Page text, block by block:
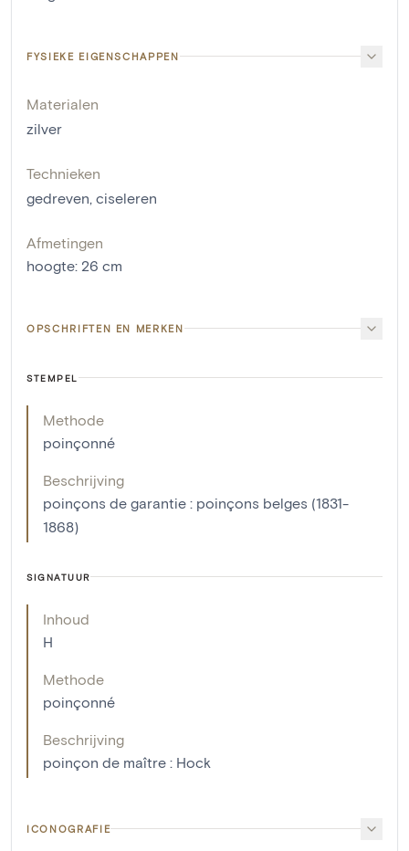
FYSIEKE EIGENSCHAPPEN
Materialen
zilver
Technieken
gedreven, ciseleren
Afmetingen
hoogte: 26 cm
OPSCHRIFTEN EN MERKEN
STEMPEL
Methode
poinçonné
Beschrijving
poinçons de garantie : poinçons belges (1831-
1868)
SIGNATUUR
Inhoud
H
Methode
poinçonné
Beschrijving
poinçon de maître : Hock
ICONOGRAFIE